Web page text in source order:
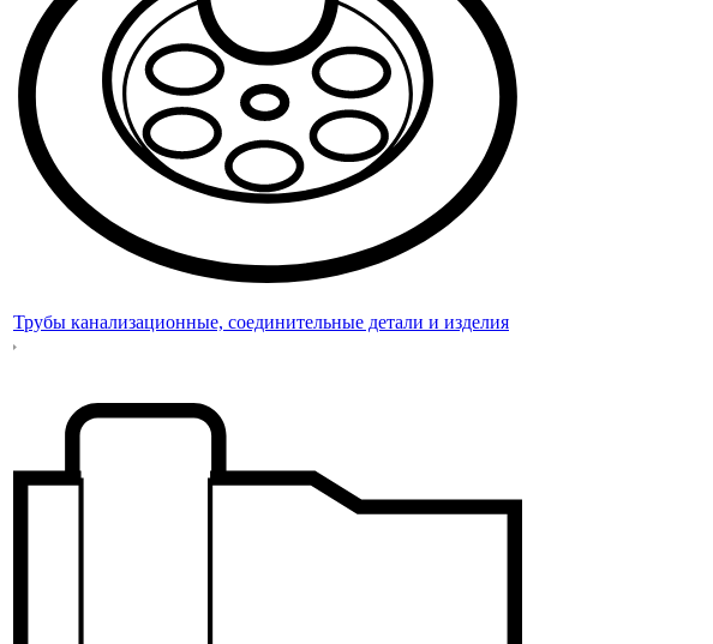
Трубы канализационные, соединительные детали и изделия